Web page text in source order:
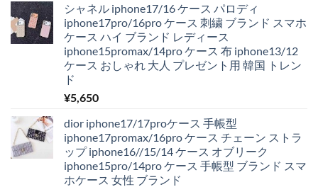
シャネル iphone17/16 ケース パロディ
iphone17pro/16pro ケース 刺繍 ブランド スマホ
ケース ハイ ブランド レディース
iphone15promax/14pro ケース 布 iphone13/12
ケース おしゃれ 大人 プレゼント用 韓国 トレン
ド
¥5,650
dior iphone17/17proケース 手帳型
iphone17promax/16pro ケース チェーン ストラ
ップ iphone16//15/14 ケース オブリーク
iphone15pro/14pro ケース 手帳型 ブランド スマ
ホケース 女性 ブランド